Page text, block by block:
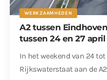
WERKZAAMHEDEN
A2 tussen
tussen 24 en 27 april
In het weekend van 24
Rijkswaterstaat aan de